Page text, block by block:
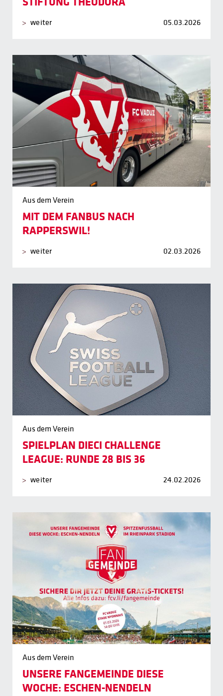
weiter 05.03.2026
Aus dem Verein
MIT DEM FANBUS NACH
RAPPERSWIL!
weiter 02.03.2026
Aus dem Verein
SPIELPLAN DIECI CHALLENGE
LEAGUE: RUNDE 28 BIS 36
weiter 24.02.2026
Aus dem Verein
UNSERE FANGEMEINDE DIESE
WOCHE: ESCHEN-NENDELN